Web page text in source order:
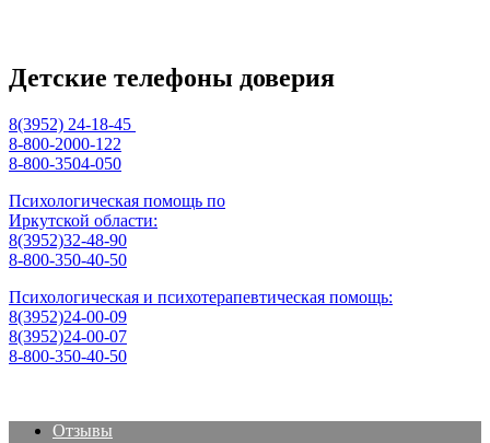
Детские телефоны доверия
8(3952) 24-18-45
8-800-2000-122
8-800-3504-050
Психологическая помощь по
Иркутской области:
8(3952)32-48-90
8-800-350-40-50
Психологическая и психотерапевтическая помощь:
8(3952)24-00-09
8(3952)24-00-07
8-800-350-40-50
Отзывы